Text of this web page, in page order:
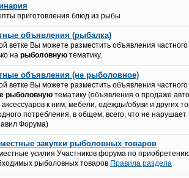
приготовления блюд из рыбы
объявления (рыбалка)
ветке Вы можете разместить объявления
на рыболовную тематику.
объявления (не рыболовное)
ветке Вы можете разместить объявления
рыболовную тематику (объявления о продаже
аксессуаров к ним, мебели, одежды/обуви и других
потребления, в общем, всего, что не
Форума)
закупки рыболовных товаров
усилия Участников форума по
рыболовных товаров Правила раздела